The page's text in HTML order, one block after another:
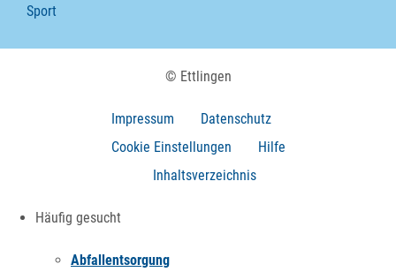
Sport
© Ettlingen
Impressum
Datenschutz
Cookie Einstellungen
Hilfe
Inhaltsverzeichnis
Häufig gesucht
Abfallentsorgung